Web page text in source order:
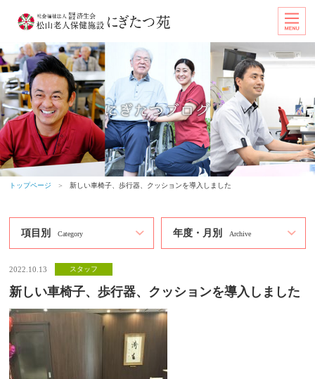
トップページ ＞ 新しい車椅子、歩行器、クッションを導入しました
項目別 Category 年度・月別 Archive
2022.10.13 スタッフ
新しい車椅子、歩行器、クッションを導入しました